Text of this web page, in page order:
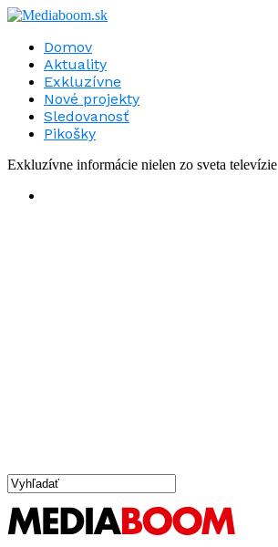
Domov
Aktuality
Exkluzívne
Nové projekty
Sledovanosť
Pikošky
Exkluzívne informácie nielen zo sveta televízie